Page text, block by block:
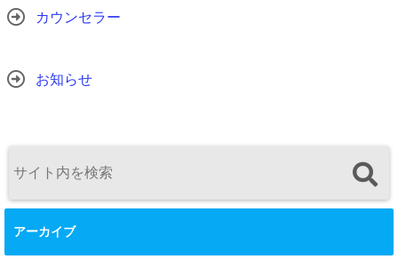
カウンセラー
お知らせ
アーカイブ